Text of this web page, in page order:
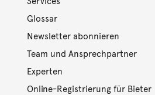
Glossar
Newsletter abonnieren
Team und Ansprechpartner
Experten
Online-Registrierung für Bieter